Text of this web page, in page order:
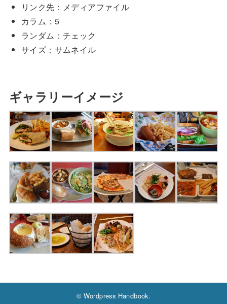
リンク先：メディアファイル
カラム：5
ランダム：チェック
サイズ：サムネイル
ギャラリーイメージ
© Wordpress Handbook.